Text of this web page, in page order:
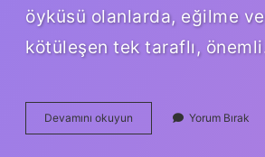
öyküsü olanlarda, eğilme
kötüleşen tek taraflı,
Devamını okuyun Burundan
Su
Yorum Bırak